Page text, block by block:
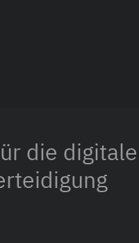
die digitale